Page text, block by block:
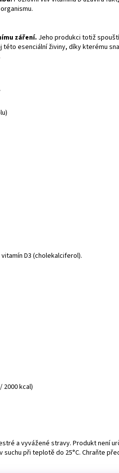
záření. Jeho produkci totiž
této esenciální živiny, díky kterému
D3 (cholekalciferol).
2000 kcal)
a vyvážené stravy. Produkt není
při teplotě do 25°C. Chraňte